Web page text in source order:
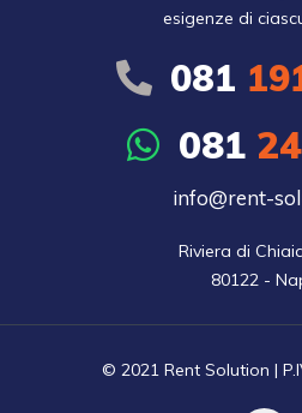
esigenze di
081
081
info@rent-
Riviera di
80122 -
© 2021 Rent Solution |